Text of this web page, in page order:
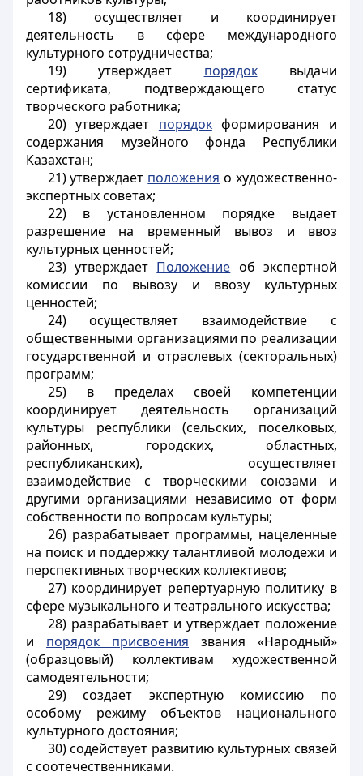
18) осуществляет и координирует
деятельность в сфере международного
культурного сотрудничества;
19) утверждает порядоквыдачи
сертификата, подтверждающего статус
творческого работника;
20) утверждает порядокформирования и
содержания музейного фонда Республики
Казахстан;
21) утверждает положения о художественно-
экспертных советах;
22) в установленном порядке выдает
разрешение на временный вывоз и ввоз
культурных ценностей;
23) утверждает Положение об экспертной
комиссии по вывозу и ввозу культурных
ценностей;
24) осуществляет взаимодействие с
общественными организациями по реализации
государственной и отраслевых (секторальных)
программ;
25) в пределах своей компетенции
координирует деятельность организаций
культуры республики (сельских, поселковых,
районных, городских, областных,
республиканских), осуществляет
взаимодействие с творческими союзами и
другими организациями независимо от форм
собственности по вопросам культуры;
26) разрабатывает программы, нацеленные
на поиск и поддержку талантливой молодежи и
перспективных творческих коллективов;
27) координирует репертуарную политику в
сфере музыкального и театрального искусства;
28) разрабатывает и утверждает положение
и порядок присвоения звания «Народный»
(образцовый) коллективам художественной
самодеятельности;
29) создает экспертную комиссию по
особому режиму объектов национального
культурного достояния;
30) содействует развитию культурных связей
с соотечественниками.